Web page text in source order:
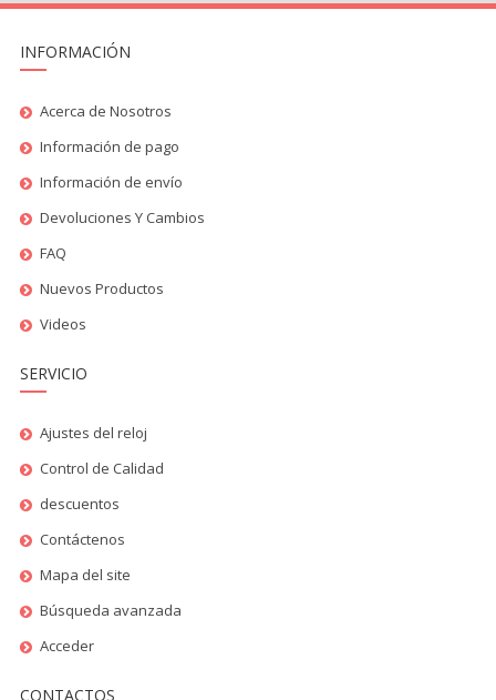
INFORMACIÓN
Acerca de Nosotros
Información de pago
Información de envío
Devoluciones Y Cambios
FAQ
Nuevos Productos
Videos
SERVICIO
Ajustes del reloj
Control de Calidad
descuentos
Contáctenos
Mapa del site
Búsqueda avanzada
Acceder
CONTACTOS